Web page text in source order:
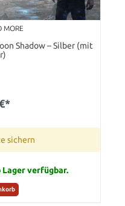
MORE
Shadow – Silber (mit
sichern
verfügbar.